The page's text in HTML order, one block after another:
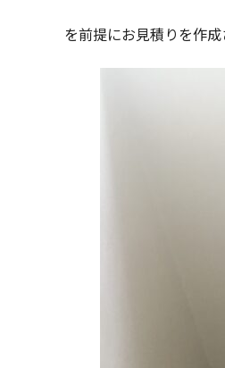
を前提にお見積りを作成